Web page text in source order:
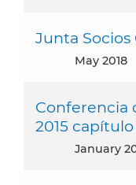
Junta
May 2018
Conferencia
2015 capítulo
January